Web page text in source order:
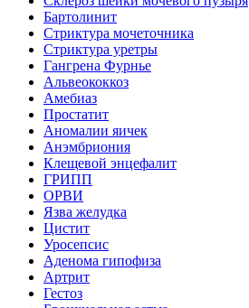
Бартолинит
Стриктура мочеточника
Стриктура уретры
Гангрена Фурнье
Альвеококкоз
Амебиаз
Простатит
Аномалии яичек
Анэмбриония
Клещевой энцефалит
ГРИПП
ОРВИ
Язва желудка
Цистит
Уросепсис
Аденома гипофиза
Артрит
Гестоз